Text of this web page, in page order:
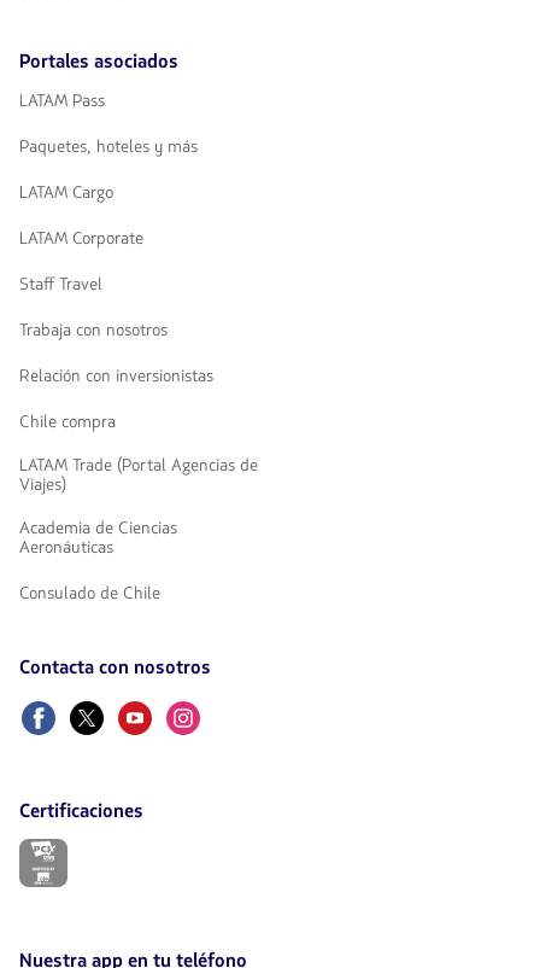
Portales asociados
LATAM Pass
Paquetes, hoteles y más
LATAM Cargo
LATAM Corporate
Staff Travel
Trabaja con nosotros
Relación con inversionistas
Chile compra
LATAM Trade (Portal Agencias de
Viajes)
Academia de Ciencias
Aeronáuticas
Consulado de Chile
Contacta con nosotros
FacebookTwitterYoutubeInstagram
Certificaciones
El
nueva
Nuestra app en tu teléfono